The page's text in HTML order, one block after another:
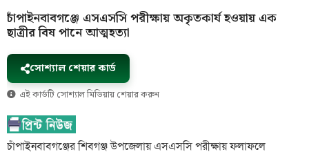
চাঁপাইনবাবগঞ্জে এসএসসি পরীক্ষায় অকৃতকার্য হওয়ায় এক
ছাত্রীর বিষ পানে আত্মহত্যা
সোশ্যাল শেয়ার কার্ড
এই কার্ডটি সোশ্যাল মিডিয়ায় শেয়ার করুন
চাঁপাইনবাবগঞ্জের শিবগঞ্জ উপজেলায় এসএসসি পরীক্ষায় ফলাফলে